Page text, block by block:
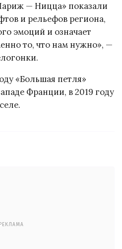
— Ницца» показали
и рельефов региона,
эмоций и означает
то, что нам нужно», —
«Большая петля»
Франции, в 2019 году